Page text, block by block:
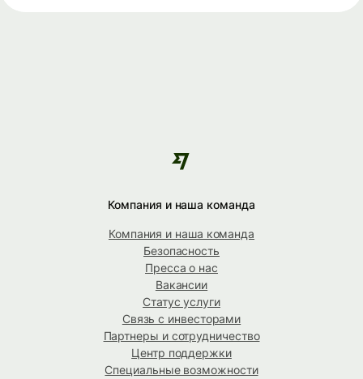
Компания и наша команда
Компания и наша команда
Безопасность
Пресса о нас
Вакансии
Статус услуги
Связь с инвесторами
Партнеры и сотрудничество
Центр поддержки
Специальные возможности